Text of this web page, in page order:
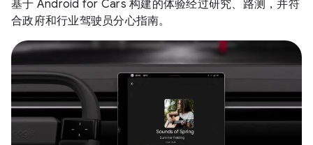
基于 Android for Cars 构建的体验经过研究、路测，并符
合政府和行业驾驶员分心指南。